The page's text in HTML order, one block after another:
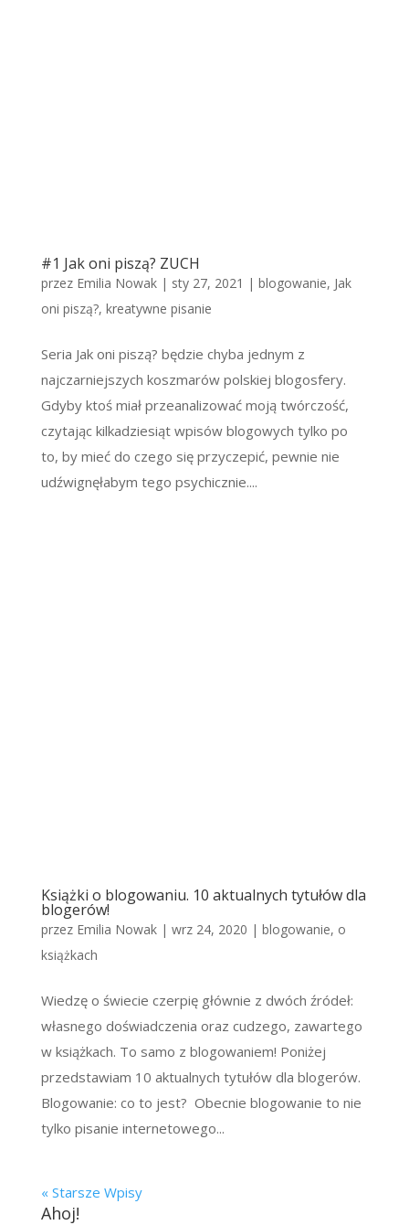
#1 Jak oni piszą? ZUCH
przez Emilia Nowak| sty 27, 2021 | blogowanie, Jak
oni piszą?, kreatywne pisanie
Seria Jak oni piszą? będzie chyba jednym z
najczarniejszych koszmarów polskiej blogosfery.
Gdyby ktoś miał przeanalizować moją twórczość,
czytając kilkadziesiąt wpisów blogowych tylko po
to, by mieć do czego się przyczepić, pewnie nie
udźwignęłabym tego psychicznie....
Książki o blogowaniu. 10 aktualnych tytułów dla
blogerów!
przez Emilia Nowak| wrz 24, 2020 | blogowanie, o
książkach
Wiedzę o świecie czerpię głównie z dwóch źródeł:
własnego doświadczenia oraz cudzego, zawartego
w książkach. To samo z blogowaniem! Poniżej
przedstawiam 10 aktualnych tytułów dla blogerów.
Blogowanie: co to jest? Obecnie blogowanie to nie
tylko pisanie internetowego...
« Starsze Wpisy
Ahoj!